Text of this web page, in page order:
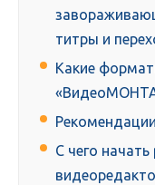
титры и
Какие
С чего